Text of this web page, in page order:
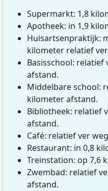
Supermarkt: 1,8
Apotheek: in 1,9
Huisartsenpraktijk:
kilometer relatief
Basisschool: relatief
afstand.
Middelbare school:
kilometer afstand.
Bibliotheek: relatief
afstand.
Café: relatief ver
Restaurant: in 0,8
Treinstation: op 7,6
Zwembad: relatief
afstand.